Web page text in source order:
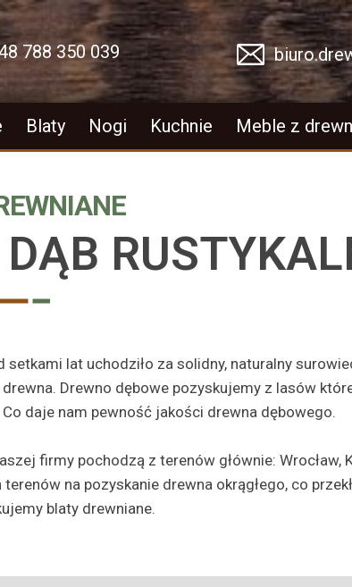
788 350 039
Blaty Nogi Kuchnie Meble z
setkami lat uchodziło za solidny, naturalny
Drewno dębowe pozyskujemy z lasów
daje nam pewność jakości drewna dębowego.
firmy pochodzą z terenów głównie: Wrocław,
na pozyskanie drewna okrągłego, co
blaty drewniane.